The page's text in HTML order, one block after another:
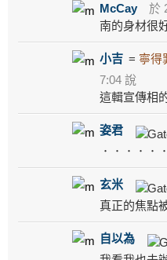
McCay
於
南的身材很
小吉 = 寧得
7:04 說
這輯宣傳相
姿君
．．．．．
玄米
真正的焦點
自以為